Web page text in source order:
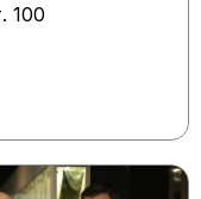
100